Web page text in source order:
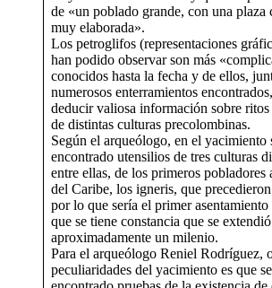
de «un poblado grande, con una plaza
muy elaborada».
Los petroglifos (representaciones
han podido observar son más
conocidos hasta la fecha y de ellos,
numerosos enterramientos
deducir valiosa información sobre ritos
de distintas culturas precolombinas.
Según el arqueólogo, en el yacimiento
encontrado utensilios de tres culturas
entre ellas, de los primeros pobladores
del Caribe, los igneris, que
por lo que sería el primer
que se tiene constancia que se
aproximadamente un milenio.
Para el arqueólogo Reniel Rodríguez,
peculiaridades del yacimiento es que